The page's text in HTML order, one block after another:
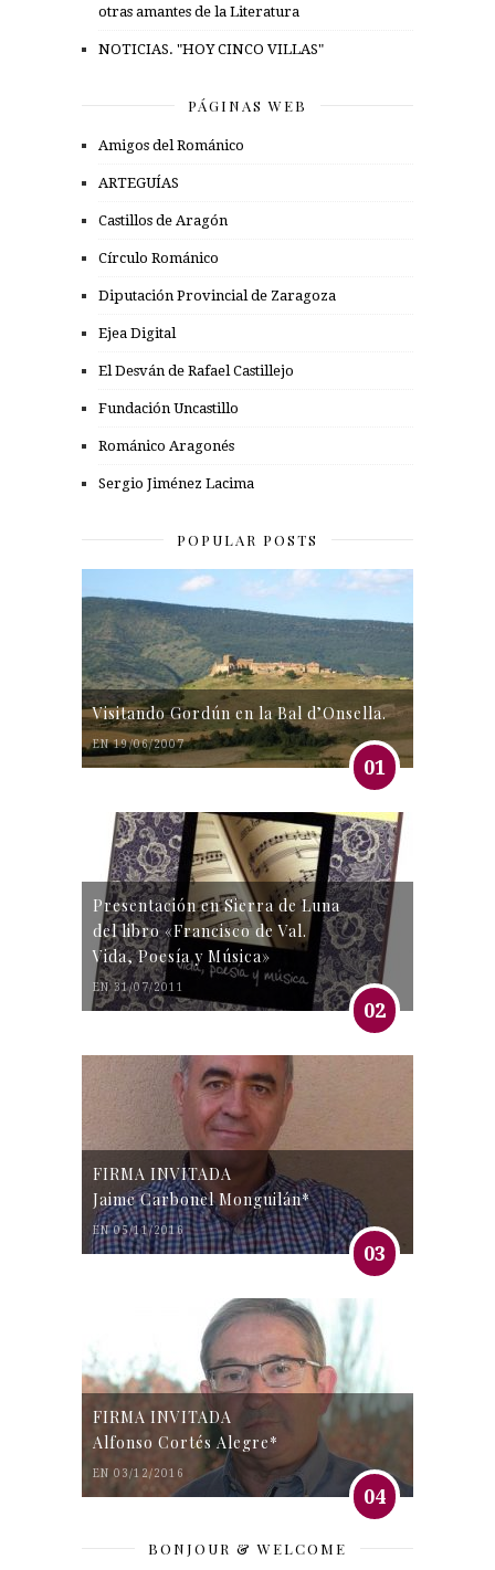
otras amantes de la Literatura
NOTICIAS. "HOY CINCO VILLAS"
PÁGINAS WEB
Amigos del Románico
ARTEGUÍAS
Castillos de Aragón
Círculo Románico
Diputación Provincial de Zaragoza
Ejea Digital
El Desván de Rafael Castillejo
Fundación Uncastillo
Románico Aragonés
Sergio Jiménez Lacima
POPULAR POSTS
Visitando Gordún en la Bal d’Onsella.
EN 19/06/2007
01
Presentación en Sierra de Luna
del libro «Francisco de Val.
Vida, Poesía y Música»
EN 31/07/2011
02
FIRMA INVITADA
Jaime Carbonel Monguilán*
EN 05/11/2016
03
FIRMA INVITADA
Alfonso Cortés Alegre*
EN 03/12/2016
04
BONJOUR & WELCOME